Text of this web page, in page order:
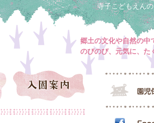
寺子こどもえん
郷土の文化や自然の中
のびのび、元気に、た